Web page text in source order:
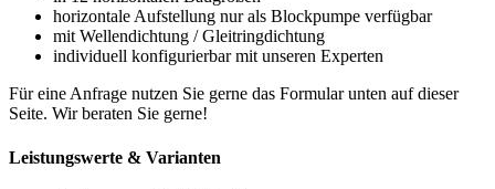
horizontale Aufstellung nur als Blockpumpe verfügbar
mit Wellendichtung / Gleitringdichtung
individuell konfigurierbar mit unseren Experten
Für eine Anfrage nutzen Sie gerne das Formular unten auf dieser
Seite. Wir beraten Sie gerne!
Leistungswerte & Varianten